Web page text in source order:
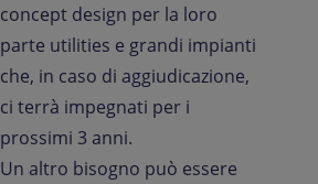
concept design per la loro
parte utilities e grandi impianti
che, in caso di aggiudicazione,
ci terrà impegnati per i
prossimi 3 anni.
Un altro bisogno può essere